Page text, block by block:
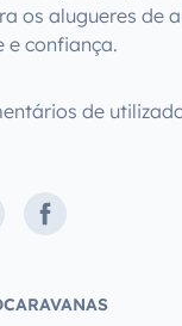
os alugueres de
e confiança.
de
Facebook